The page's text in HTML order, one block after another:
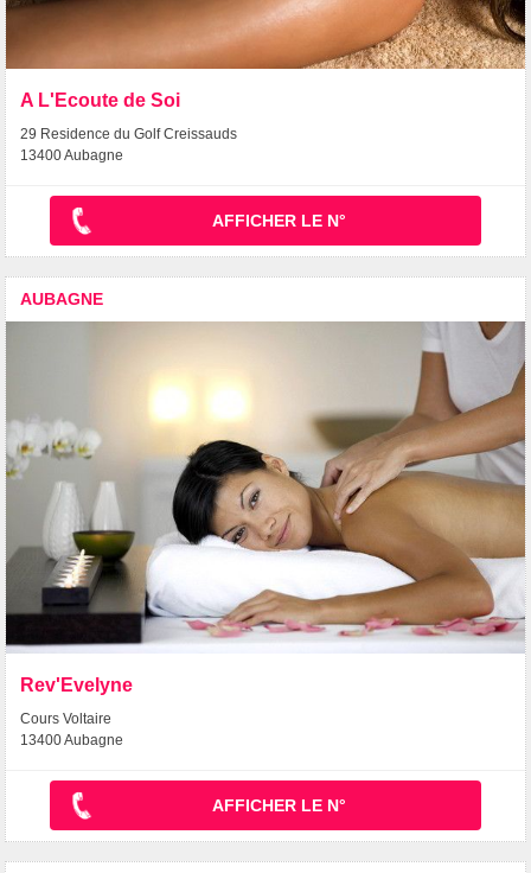
A L'Ecoute de Soi
29 Residence du Golf Creissauds
13400 Aubagne
AFFICHER LE N°
AUBAGNE
Rev'Evelyne
Cours Voltaire
13400 Aubagne
AFFICHER LE N°